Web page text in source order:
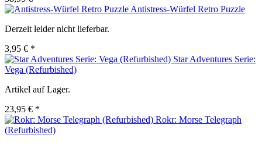
Antistress-Würfel Retro Puzzle
Derzeit leider nicht lieferbar.
3,95 € *
Star Adventures Serie:
Vega (Refurbished)
Artikel auf Lager.
23,95 € *
Rokr: Morse Telegraph
(Refurbished)